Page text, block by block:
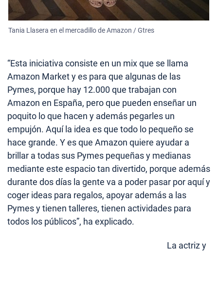
Tania Llasera en el mercadillo de Amazon / Gtres
“Esta iniciativa consiste en un mix que se llama
Amazon Market y es para que algunas de las
Pymes, porque hay 12.000 que trabajan con
Amazon en España, pero que pueden enseñar un
poquito lo que hacen y además pegarles un
empujón. Aquí la idea es que todo lo pequeño se
hace grande. Y es que Amazon quiere ayudar a
brillar a todas sus Pymes pequeñas y medianas
mediante este espacio tan divertido, porque además
durante dos días la gente va a poder pasar por aquí y
coger ideas para regalos, apoyar además a las
Pymes y tienen talleres, tienen actividades para
todos los públicos”, ha explicado.
La actriz y